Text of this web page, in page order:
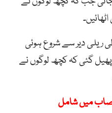
ریلی دیر سے شروع ہوئی
گئی کہ کچھ لوگوں نے
میں شامل